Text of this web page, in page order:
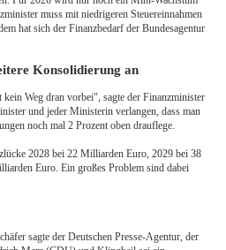
muss mit niedrigeren Steuereinnahmen
hat sich der Finanzbedarf der Bundesagentur
Konsolidierung an
Weg dran vorbei", sagte der Finanzminister
und jeder Ministerin verlangen, dass man
noch mal 2 Prozent oben drauflege.
2028 bei 22 Milliarden Euro, 2029 bei 38
Euro. Ein großes Problem sind dabei
sagte der Deutschen Presse-Agentur, der